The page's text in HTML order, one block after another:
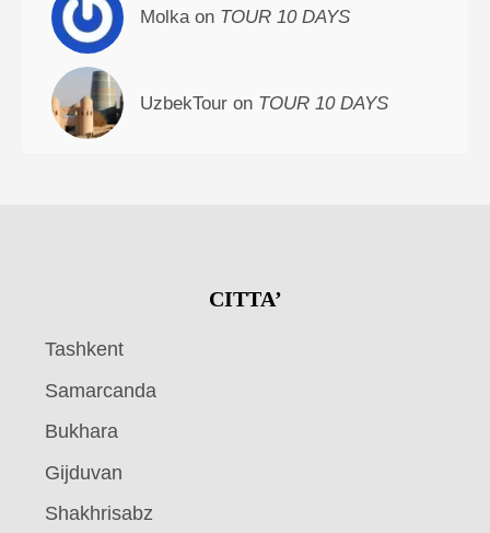
Molka on TOUR 10 DAYS
UzbekTour on TOUR 10 DAYS
CITTA’
Tashkent
Samarcanda
Bukhara
Gijduvan
Shakhrisabz